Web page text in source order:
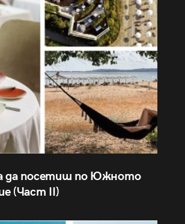
да посетиш по Южното
(Част II)